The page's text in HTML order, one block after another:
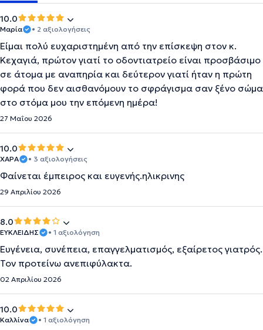
10.0
Μαρία • 2 αξιολογήσεις
Είμαι πολύ ευχαριστημένη από την επίσκεψη στον κ.
Κεχαγιά, πρώτον γιατί το οδοντιατρείο είναι προσβάσιμο
σε άτομα με αναπηρία και δεύτερον γιατί ήταν η πρώτη
φορά που δεν αισθανόμουν το σφράγισμα σαν ξένο σώμα
στο στόμα μου την επόμενη ημέρα!
27 Μαΐου 2026
10.0
ΧΑΡΑ • 3 αξιολογήσεις
Φαίνεται έμπειρος και ευγενής.ηλικρινης
29 Απριλίου 2026
8.0
ΕΥΚΛΕΙΔΗΣ • 1 αξιολόγηση
Ευγένεια, συνέπεια, επαγγελματισμός, εξαίρετος γιατρός.
Τον προτείνω ανεπιφύλακτα.
02 Απριλίου 2026
10.0
Καλλίνα • 1 αξιολόγηση